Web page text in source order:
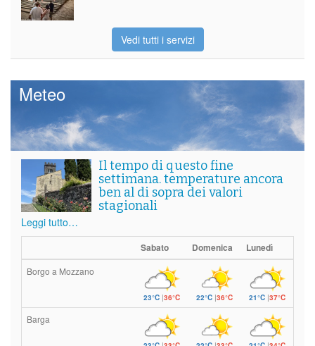
Vedi tutti i servizi
Meteo
Il tempo di questo fine
settimana. temperature ancora
ben al di sopra dei valori
stagionali
Leggi tutto…
Sabato Domenica Lunedì
Borgo a Mozzano
23°C|36°C 22°C|36°C 21°C |37°C
Barga